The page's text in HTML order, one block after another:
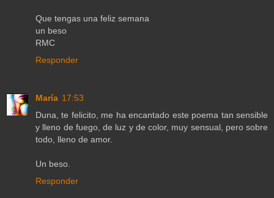
Que tengas una feliz semana
un beso
RMC
Responder
María 17:53
Duna, te felicito, me ha encantado este poema tan sensible
y lleno de fuego, de luz y de color, muy sensual, pero sobre
todo, lleno de amor.
Un beso.
Responder